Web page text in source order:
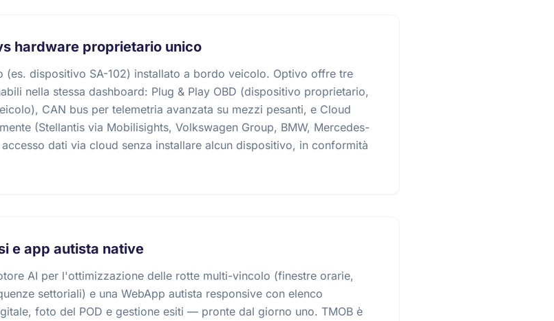
hardware proprietario unico
(es. dispositivo SA-102) installato a bordo veicolo. Optivo offre tre
nella stessa dashboard: Plug & Play OBD (dispositivo proprietario,
CAN bus per telemetria avanzata su mezzi pesanti, e Cloud
(Stellantis via Mobilisights, Volkswagen Group, BMW, Mercedes-
dati via cloud senza installare alcun dispositivo, in conformità
e app autista native
AI per l'ottimizzazione delle rotte multi-vincolo (finestre orarie,
settoriali) e una WebApp autista responsive con elenco
foto del POD e gestione esiti — pronte dal giorno uno. TMOB è